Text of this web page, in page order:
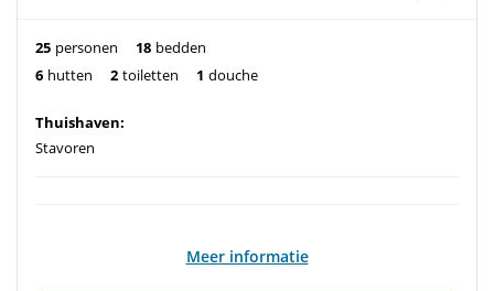
25 personen 18 bedden
6 hutten 2 toiletten 1 douche
Thuishaven:
Stavoren
Meer informatie